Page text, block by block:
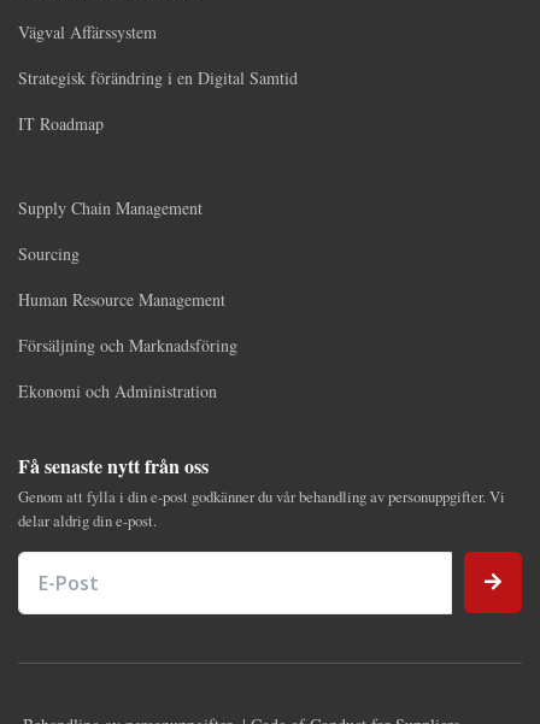
Vägval Affärssystem
Strategisk förändring i en Digital Samtid
IT Roadmap
Supply Chain Management
Sourcing
Human Resource Management
Försäljning och Marknadsföring
Ekonomi och Administration
Få senaste nytt från oss
Genom att fylla i din e-post godkänner du vår behandling av personuppgifter. Vi
delar aldrig din e-post.